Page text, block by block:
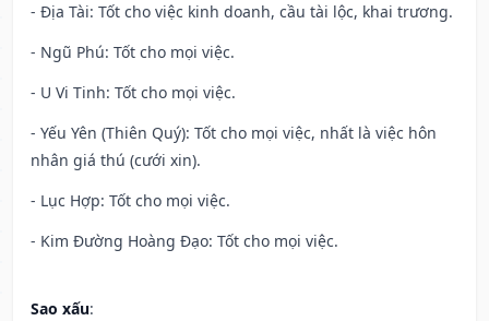
- Địa Tài: Tốt cho việc kinh doanh, cầu tài lộc, khai trương.
- Ngũ Phú: Tốt cho mọi việc.
- U Vi Tinh: Tốt cho mọi việc.
- Yếu Yên (Thiên Quý): Tốt cho mọi việc, nhất là việc hôn
nhân giá thú (cưới xin).
- Lục Hợp: Tốt cho mọi việc.
- Kim Đường Hoàng Đạo: Tốt cho mọi việc.
Sao xấu: